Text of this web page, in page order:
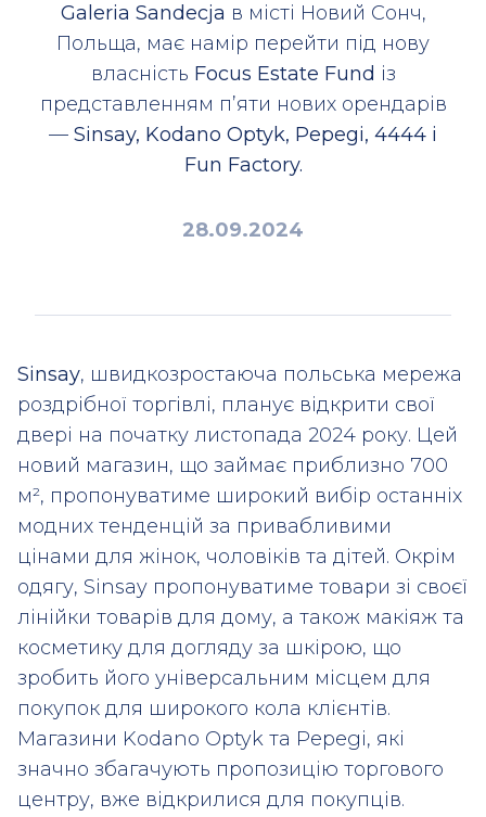
Galeria Sandecja в місті Новий Сонч,
Польща, має намір перейти під нову
власність Focus Estate Fund із
представленням п’яти нових орендарів
— Sinsay, Kodano Optyk, Pepegi, 4444 і
Fun Factory.
28.09.2024
Sinsay, швидкозростаюча польська мережа
роздрібної торгівлі, планує відкрити свої
двері на початку листопада 2024 року. Цей
новий магазин, що займає приблизно 700
м², пропонуватиме широкий вибір останніх
модних тенденцій за привабливими
цінами для жінок, чоловіків та дітей. Окрім
одягу, Sinsay пропонуватиме товари зі своєї
лінійки товарів для дому, а також макіяж та
косметику для догляду за шкірою, що
зробить його універсальним місцем для
покупок для широкого кола клієнтів.
Магазини Kodano Optyk та Pepegi, які
значно збагачують пропозицію торгового
центру, вже відкрилися для покупців.